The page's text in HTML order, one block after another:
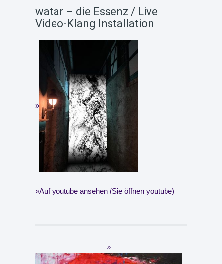
watar – die Essenz / Live
Video-Klang Installation
Auf youtube ansehen (Sie öffnen youtube)